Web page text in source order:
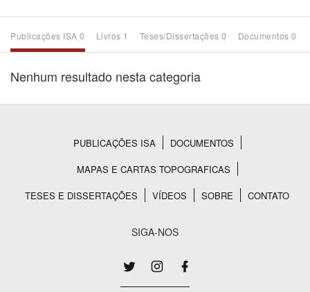
Tema
Publicações ISA 0 Livros 1 Teses/Dissertações 0 Documentos 0
Nenhum resultado nesta categoria
Rodapé
PUBLICAÇÕES ISA
DOCUMENTOS
MAPAS E CARTAS TOPOGRAFICAS
TESES E DISSERTAÇÕES
VÍDEOS SOBRE CONTATO
SIGA-NOS